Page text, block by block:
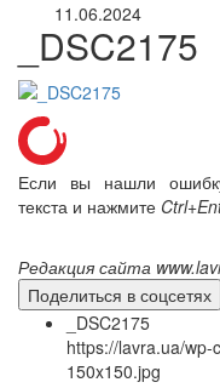
11.06.2024
_DSC2175
Если вы нашли
текста и нажмите
Редакция сайта
Поделиться в соцсетях
_DSC2175
https://lavra.ua/
150x150.jpg